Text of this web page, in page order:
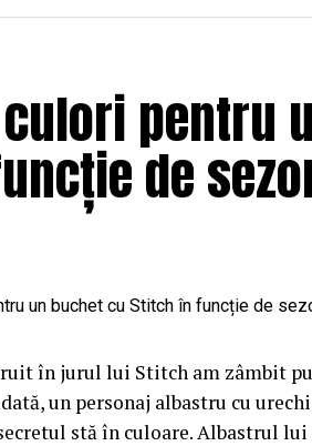
pentru
de
în jurul lui Stitch am zâmbit
un personaj albastru cu
stă în culoare. Albastrul lui